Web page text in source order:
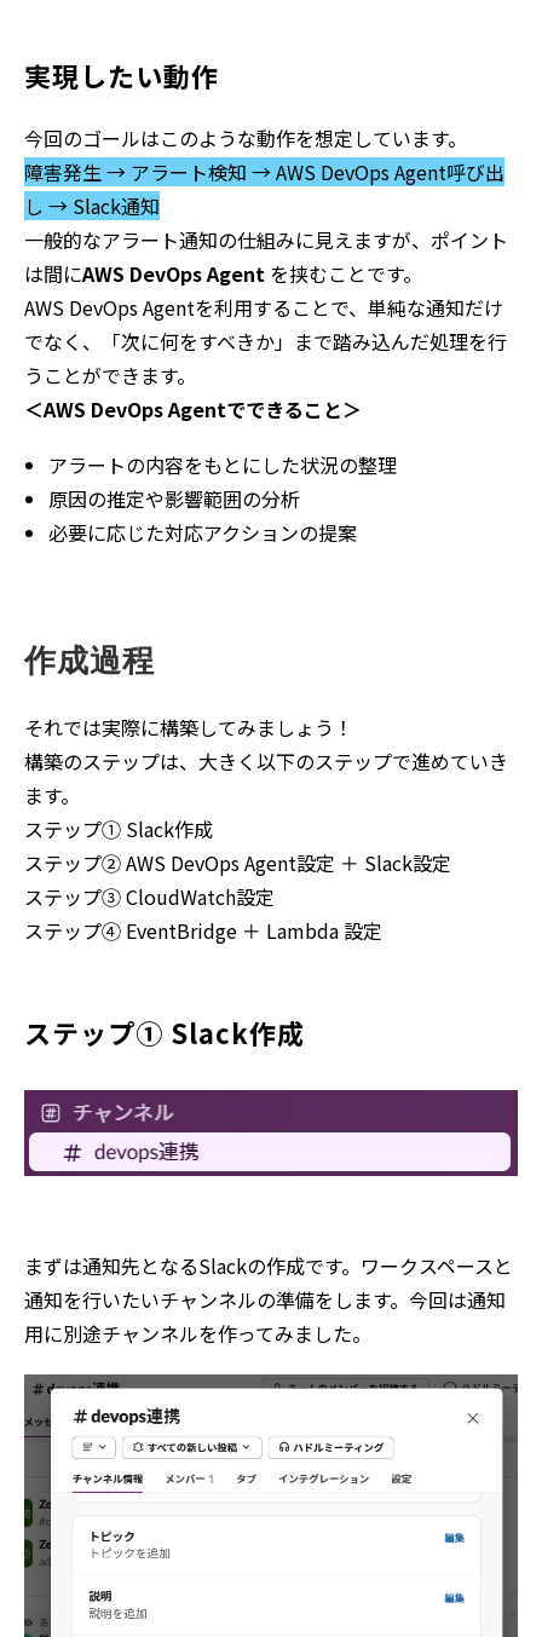
実現したい動作
今回のゴールはこのような動作を想定しています。
障害発生 → アラート検知 → AWS DevOps Agent呼び出
し → Slack通知
一般的なアラート通知の仕組みに見えますが、ポイント
は間にAWS DevOps Agent を挟むことです。
AWS DevOps Agentを利用することで、単純な通知だけ
でなく、「次に何をすべきか」まで踏み込んだ処理を行
うことができます。
＜AWS DevOps Agentでできること＞
アラートの内容をもとにした状況の整理
原因の推定や影響範囲の分析
必要に応じた対応アクションの提案
作成過程
それでは実際に構築してみましょう！
構築のステップは、大きく以下のステップで進めていき
ます。
ステップ① Slack作成
ステップ② AWS DevOps Agent設定 ＋ Slack設定
ステップ③ CloudWatch設定
ステップ④ EventBridge ＋ Lambda 設定
ステップ① Slack作成
まずは通知先となるSlackの作成です。ワークスペースと
通知を行いたいチャンネルの準備をします。今回は通知
用に別途チャンネルを作ってみました。